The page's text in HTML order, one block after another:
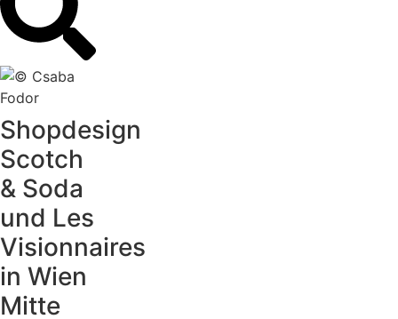
Shopdesign
Scotch
& Soda
und Les
Visionnaires
in Wien
Mitte